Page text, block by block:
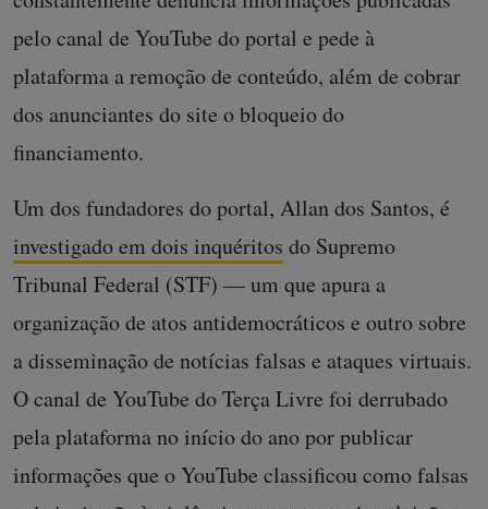
Sleeping Giants por desinformação . O movimento
constantemente denuncia informações publicadas
pelo canal de YouTube do portal e pede à
plataforma a remoção de conteúdo, além de cobrar
dos anunciantes do site o bloqueio do
financiamento.
Um dos fundadores do portal, Allan dos Santos, é
investigado em dois inquéritos do Supremo
Tribunal Federal (STF) — um que apura a
organização de atos antidemocráticos e outro sobre
a disseminação de notícias falsas e ataques virtuais.
O canal de YouTube do Terça Livre foi derrubado
pela plataforma no início do ano por publicar